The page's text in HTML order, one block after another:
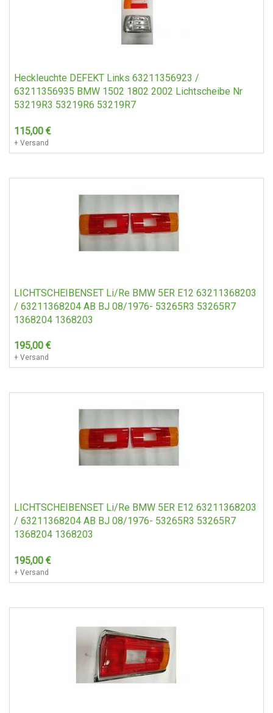
Heckleuchte DEFEKT Links 63211356923 /
63211356935 BMW 1502 1802 2002 Lichtscheibe Nr
53219R3 53219R6 53219R7
115,00 €
+ Versand
LICHTSCHEIBENSET Li/Re BMW 5ER E12 63211368203
/ 63211368204 AB BJ 08/1976- 53265R3 53265R7
1368204 1368203
195,00 €
+ Versand
LICHTSCHEIBENSET Li/Re BMW 5ER E12 63211368203
/ 63211368204 AB BJ 08/1976- 53265R3 53265R7
1368204 1368203
195,00 €
+ Versand